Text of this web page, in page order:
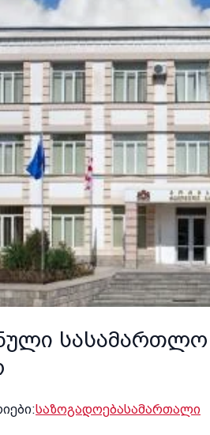
სასამართლო
საზოგადოებასამართალი